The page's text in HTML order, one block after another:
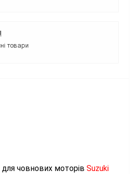
товари
човнових моторів Suzuki